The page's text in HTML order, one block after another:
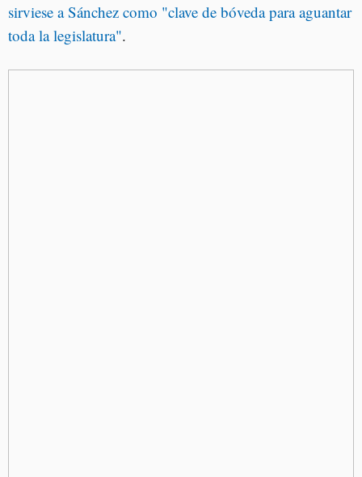
sirviese a Sánchez como "clave de bóveda para aguantar
toda la legislatura".